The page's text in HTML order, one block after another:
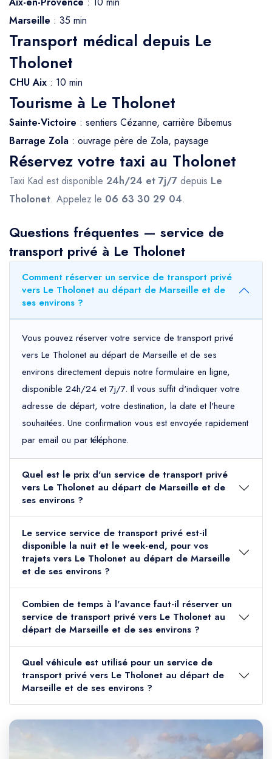
Marseille : 35 min
Transport médical depuis Le
Tholonet
CHU Aix : 10 min
Tourisme à Le Tholonet
Sainte-Victoire : sentiers Cézanne, carrière Bibemus
Barrage Zola : ouvrage père de Zola, paysage
Réservez votre taxi au Tholonet
Taxi Kad est disponible 24h/24 et 7j/7 depuis Le
Tholonet. Appelez le 06 63 30 29 04.
Questions fréquentes — service de
transport privé à Le Tholonet
Comment réserver un service de transport privé
vers Le Tholonet au départ de Marseille et de
ses environs ?
Vous pouvez réserver votre service de transport privé
vers Le Tholonet au départ de Marseille et de ses
environs directement depuis notre formulaire en ligne,
disponible 24h/24 et 7j/7. Il vous suffit d'indiquer votre
adresse de départ, votre destination, la date et l'heure
souhaitées. Une confirmation vous est envoyée rapidement
par email ou par téléphone.
Quel est le prix d'un service de transport privé
vers Le Tholonet au départ de Marseille et de
ses environs ?
Le service service de transport privé est-il
disponible la nuit et le week-end, pour vos
trajets vers Le Tholonet au départ de Marseille
et de ses environs ?
Combien de temps à l'avance faut-il réserver un
service de transport privé vers Le Tholonet au
départ de Marseille et de ses environs ?
Quel véhicule est utilisé pour un service de
transport privé vers Le Tholonet au départ de
Marseille et de ses environs ?